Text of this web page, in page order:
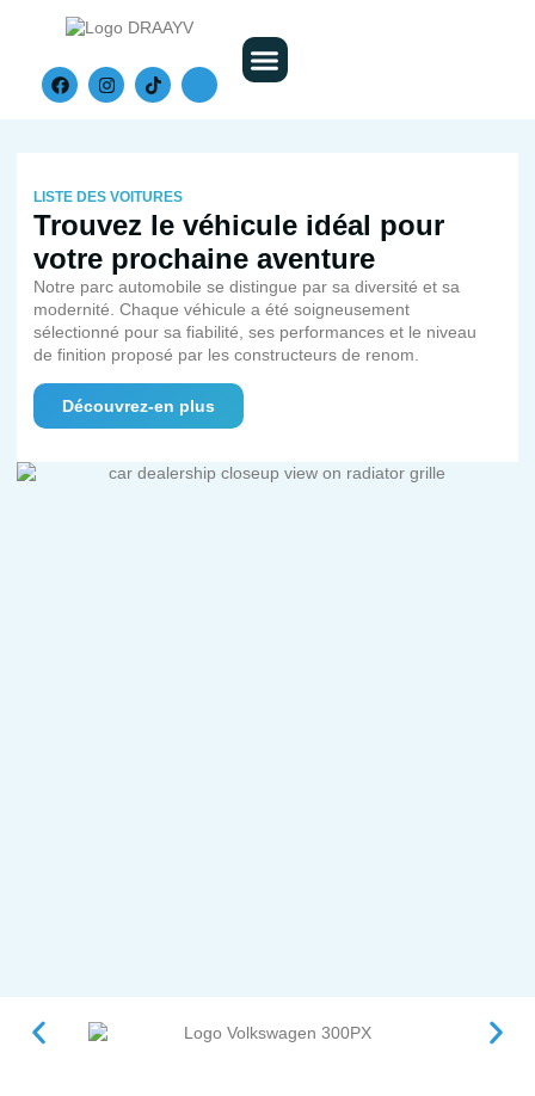
LISTE DES VOITURES
Trouvez le véhicule idéal pour
votre prochaine aventure
Notre parc automobile se distingue par sa diversité et sa
modernité. Chaque véhicule a été soigneusement
sélectionné pour sa fiabilité, ses performances et le niveau
de finition proposé par les constructeurs de renom.
Découvrez-en plus